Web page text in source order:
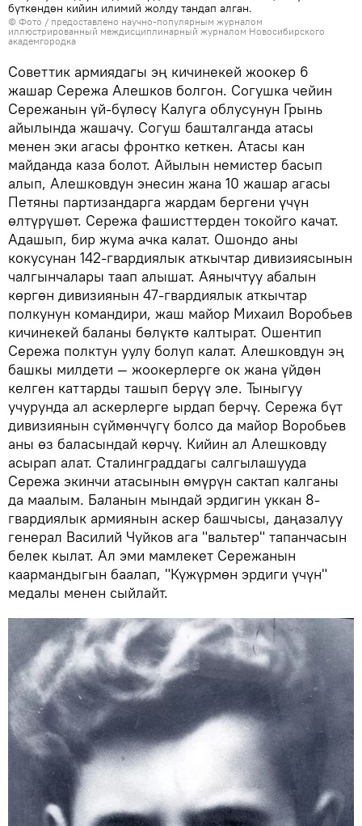
бүткөндөн кийин илимий жолду тандап алган.
© Фото / предоставлено научно-популярным журналом
иллюстрированный междисциплинарный журналом Новосибирского
академгородка
Советтик армиядагы эң кичинекей жоокер 6
жашар Сережа Алешков болгон. Согушка чейин
Сережанын үй-бүлөсү Калуга облусунун Грынь
айылында жашачу. Согуш башталганда атасы
менен эки агасы фронтко кеткен. Атасы кан
майданда каза болот. Айылын немистер басып
алып, Алешковдун энесин жана 10 жашар агасы
Петяны партизандарга жардам бергени үчүн
өлтүрүшөт. Сережа фашисттерден токойго качат.
Адашып, бир жума ачка калат. Ошондо аны
кокусунан 142-гвардиялык аткычтар дивизиясынын
чалгынчалары таап алышат. Аянычтуу абалын
көргөн дивизиянын 47-гвардиялык аткычтар
полкунун командири, жаш майор Михаил Воробьев
кичинекей баланы бөлүктө калтырат. Ошентип
Сережа полктун уулу болуп калат. Алешковдун эң
башкы милдети — жоокерлерге ок жана үйдөн
келген каттарды ташып берүү эле. Тыныгуу
учурунда ал аскерлерге ырдап берчү. Сережа бүт
дивизиянын сүймөнчүгү болсо да майор Воробьев
аны өз баласындай көрчү. Кийин ал Алешковду
асырап алат. Сталинграддагы салгылашууда
Сережа экинчи атасынын өмүрүн сактап калганы
да маалым. Баланын мындай эрдигин уккан 8-
гвардиялык армиянын аскер башчысы, даңазалуу
генерал Василий Чуйков ага "вальтер" тапанчасын
белек кылат. Ал эми мамлекет Сережанын
каармандыгын баалап, "Күжүрмөн эрдиги үчүн"
медалы менен сыйлайт.